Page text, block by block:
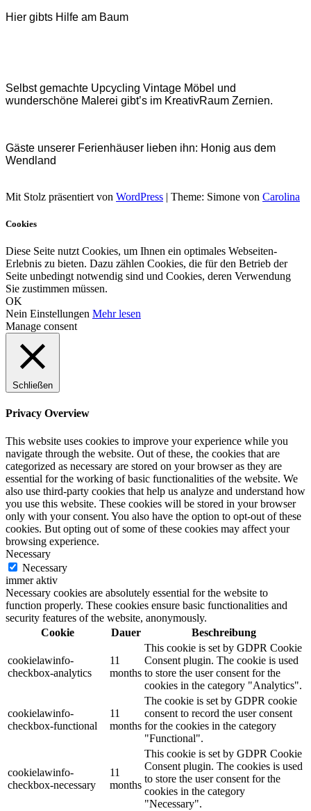
Hier gibts Hilfe am Baum
Selbst gemachte Upcycling Vintage Möbel und
wunderschöne Malerei gibt’s im KreativRaum Zernien.
Gäste unserer Ferienhäuser lieben ihn: Honig aus dem
Wendland
Mit Stolz präsentiert von WordPress | Theme: Simone von Carolina
Cookies
Diese Seite nutzt Cookies, um Ihnen ein optimales Webseiten-
Erlebnis zu bieten. Dazu zählen Cookies, die für den Betrieb der
Seite unbedingt notwendig sind und Cookies, deren Verwendung
Sie zustimmen müssen.
OK
Nein Einstellungen Mehr lesen
Manage consent
Schließen
Privacy Overview
This website uses cookies to improve your experience while you
navigate through the website. Out of these, the cookies that are
categorized as necessary are stored on your browser as they are
essential for the working of basic functionalities of the website. We
also use third-party cookies that help us analyze and understand how
you use this website. These cookies will be stored in your browser
only with your consent. You also have the option to opt-out of these
cookies. But opting out of some of these cookies may affect your
browsing experience.
Necessary
Necessary
immer aktiv
Necessary cookies are absolutely essential for the website to
function properly. These cookies ensure basic functionalities and
security features of the website, anonymously.
Cookie
Dauer Beschreibung
cookielawinfo-
checkbox-analytics
11
months
This cookie is set by GDPR Cookie
Consent plugin. The cookie is used
to store the user consent for the
cookies in the category "Analytics".
cookielawinfo-
checkbox-functional
11
months
The cookie is set by GDPR cookie
consent to record the user consent
for the cookies in the category
"Functional".
cookielawinfo-
checkbox-necessary
11
months
This cookie is set by GDPR Cookie
Consent plugin. The cookies is used
to store the user consent for the
cookies in the category
"Necessary".